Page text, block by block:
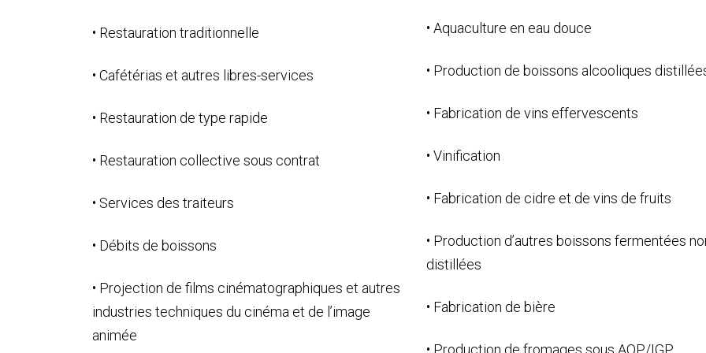
• Restauration traditionnelle
• Cafétérias et autres libres-services
• Restauration de type rapide
• Restauration collective sous contrat
• Services des traiteurs
• Débits de boissons
• Projection de films cinématographiques et autres
industries techniques du cinéma et de l’image
animée
• Aquaculture en eau douce
• Production de boissons alcooliques
• Fabrication de vins effervescents
• Vinification
• Fabrication de cidre et de vins de fruits
• Production d’autres boissons fermentées
distillées
• Fabrication de bière
• Production de fromages sous AOP/IGP